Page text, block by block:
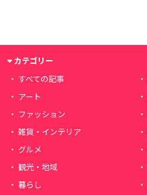
カテゴリー
すべての記事
アート
ファッション
雑貨・インテリア
グルメ
観光・地域
暮らし